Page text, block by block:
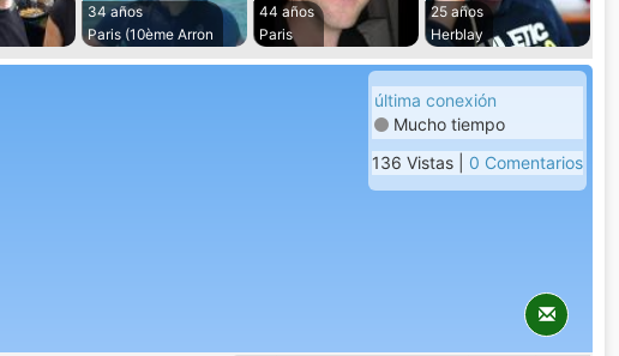
34 años
Paris (10ème Arron
44 años
Paris
25 años
Herblay
última conexión
Mucho tiempo
136 Vistas | 0 Comentarios